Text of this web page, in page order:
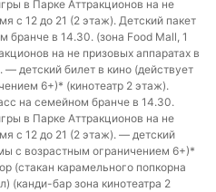
в Парке Аттракционов на не
с 12 до 21 (2 этаж). Детский пакет
в 14.30. (зона Food Mall, 1
на не призовых аппаратах в
детский билет в кино (действует
6+)* (кинотеатр 2 этаж).
на семейном бранче в 14.30.
в Парке Аттракционов на не
с 12 до 21 (2 этаж). — детский
с возрастным ограничением 6+)*
(стакан карамельного попкорна
(канди-бар зона кинотеатра 2